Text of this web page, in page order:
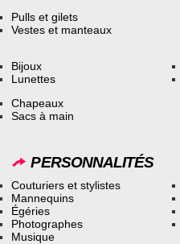
Pulls et gilets
Vestes et manteaux
Bijoux
Lunettes
Chapeaux
Sacs à main
PERSONNALITÉS
Couturiers et stylistes
Mannequins
Égéries
Photographes
Musique